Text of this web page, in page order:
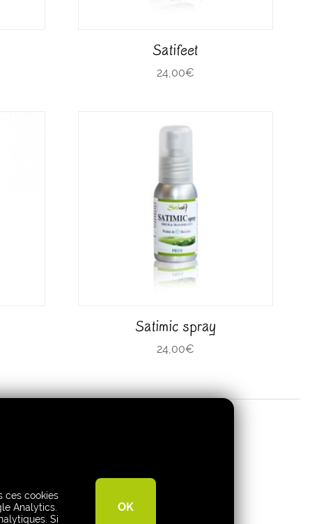
Satifeet
24,00€
Satimic spray
24,00€
My Account
ces cookies
Analytics.
Si
OK